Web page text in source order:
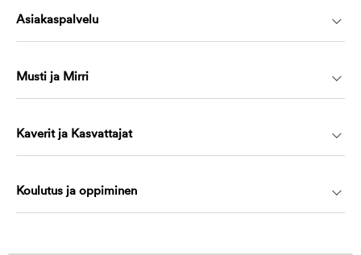
Asiakaspalvelu
Musti ja Mirri
Kaverit ja Kasvattajat
Koulutus ja oppiminen